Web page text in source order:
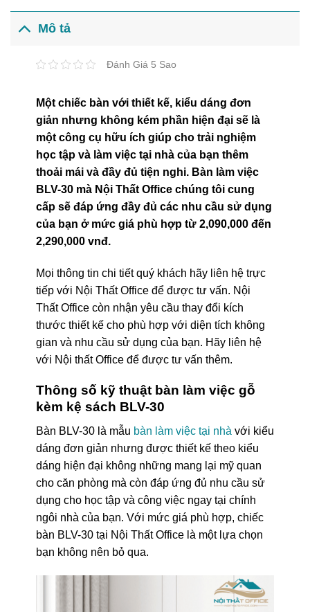
Mô tả
Đánh Giá 5 Sao
Một chiếc bàn với thiết kế, kiểu dáng đơn
giản nhưng không kém phần hiện đại sẽ là
một công cụ hữu ích giúp cho trải nghiệm
học tập và làm việc tại nhà của bạn thêm
thoải mái và đầy đủ tiện nghi. Bàn làm việc
BLV-30 mà Nội Thất Office chúng tôi cung
cấp sẽ đáp ứng đầy đủ các nhu cầu sử dụng
của bạn ở mức giá phù hợp từ 2,090,000 đến
2,290,000 vnđ.
Mọi thông tin chi tiết quý khách hãy liên hệ trực
tiếp với Nội Thất Office để được tư vấn. Nội
Thất Office còn nhận yêu cầu thay đổi kích
thước thiết kế cho phù hợp với diện tích không
gian và nhu cầu sử dụng của bạn. Hãy liên hệ
với Nội thất Office để được tư vấn thêm.
Thông số kỹ thuật bàn làm việc gỗ
kèm kệ sách BLV-30
Bàn BLV-30 là mẫu bàn làm việc tại nhà với kiểu
dáng đơn giản nhưng được thiết kế theo kiểu
dáng hiện đại không những mang lại mỹ quan
cho căn phòng mà còn đáp ứng đủ nhu cầu sử
dụng cho học tập và công việc ngay tại chính
ngôi nhà của bạn. Với mức giá phù hợp, chiếc
bàn BLV-30 tại Nội Thất Office là một lựa chọn
bạn không nên bỏ qua.